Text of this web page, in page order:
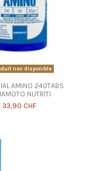
non disponible
AMINO 240TABS
NUTRITI
33,90 CHF